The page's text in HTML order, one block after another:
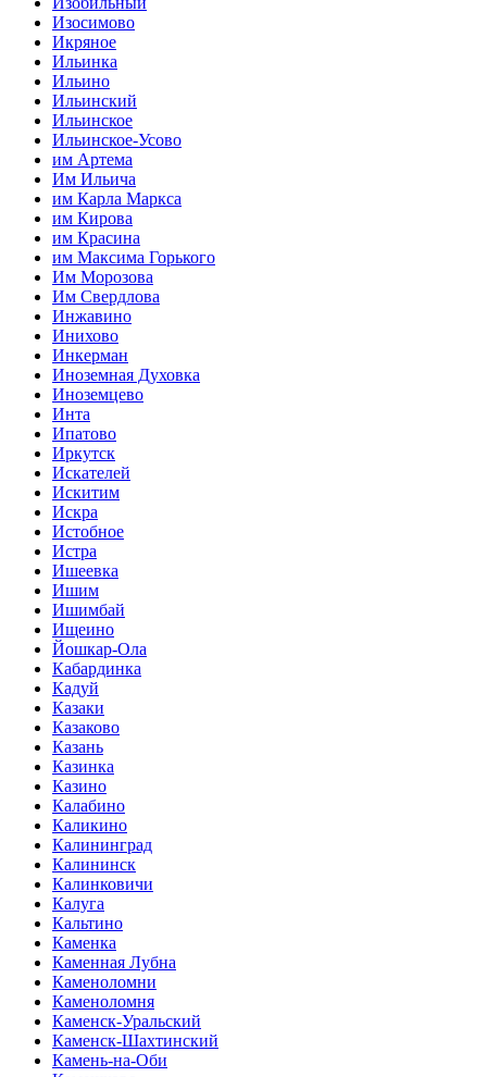
Изосимово
Икряное
Ильинка
Ильино
Ильинский
Ильинское
Ильинское-Усово
им Артема
Им Ильича
им Карла Маркса
им Кирова
им Красина
им Максима Горького
Им Морозова
Им Свердлова
Инжавино
Инихово
Инкерман
Иноземная Духовка
Иноземцево
Инта
Ипатово
Иркутск
Искателей
Искитим
Искра
Истобное
Истра
Ишеевка
Ишим
Ишимбай
Ищеино
Йошкар-Ола
Кабардинка
Кадуй
Казаки
Казаково
Казань
Казинка
Казино
Калабино
Каликино
Калининград
Калининск
Калинковичи
Калуга
Кальтино
Каменка
Каменная Лубна
Каменоломни
Каменоломня
Каменск-Уральский
Каменск-Шахтинский
Камень-на-Оби